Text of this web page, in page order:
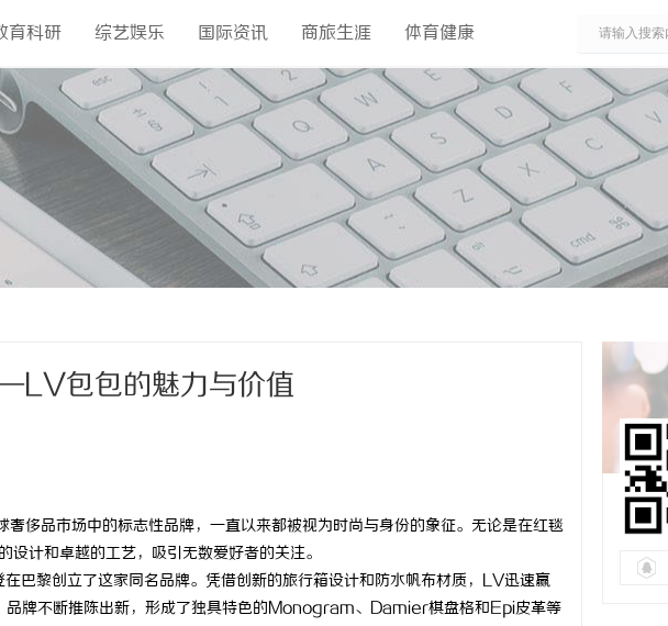
育科研 综艺娱乐 国际资讯 商旅生涯 体育健康
包包的魅力与价值
侈品市场中的标志性品牌，一直以来都被视为时尚与身份的象征。无论是在红毯
计和卓越的工艺，吸引无数爱好者的关注。
巴黎创立了这家同名品牌。凭借创新的旅行箱设计和防水帆布材质，LV迅速赢
品牌不断推陈出新，形成了独具特色的Monogram、Damier棋盘格和Epi皮革等